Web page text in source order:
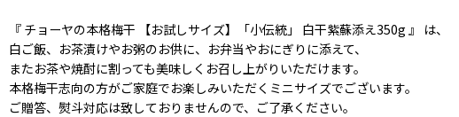
『 チョーヤの本格梅干 【お試しサイズ】「小伝統」 白干紫蘇添え350g 』 は、
白ご飯、お茶漬けやお粥のお供に、お弁当やおにぎりに添えて、
またお茶や焼酎に割っても美味しくお召し上がりいただけます。
本格梅干志向の方がご家庭でお楽しみいただくミニサイズでございます。
ご贈答、熨斗対応は致しておりませんので、ご了承ください。